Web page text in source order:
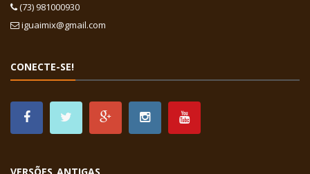
(73) 981000930
iguaimix@gmail.com
CONECTE-SE!